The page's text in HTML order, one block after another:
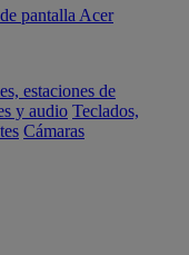
pantalla Acer
estaciones de
y audio Teclados,
Cámaras